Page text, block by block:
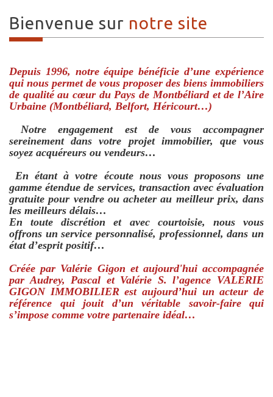
Bienvenue sur notre site
Depuis 1996, notre équipe bénéficie d’une expérience
qui nous permet de vous proposer des biens immobiliers
de qualité au cœur du Pays de Montbéliard et de l’Aire
Urbaine (Montbéliard, Belfort, Héricourt…)
Notre engagement est de vous accompagner
sereinement dans votre projet immobilier, que vous
soyez acquéreurs ou vendeurs…
En étant à votre écoute nous vous proposons une
gamme étendue de services, transaction avec évaluation
gratuite pour vendre ou acheter au meilleur prix, dans
les meilleurs délais…
En toute discrétion et avec courtoisie, nous vous
offrons un service personnalisé, professionnel, dans un
état d’esprit positif…
Créée par Valérie Gigon et aujourd'hui accompagnée
par Audrey, Pascal et Valérie S. l’agence VALERIE
GIGON IMMOBILIER est aujourd’hui un acteur de
référence qui jouit d’un véritable savoir-faire qui
s’impose comme votre partenaire idéal…